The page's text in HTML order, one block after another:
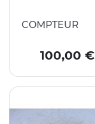
COMPTEUR
Prix
100,00 €